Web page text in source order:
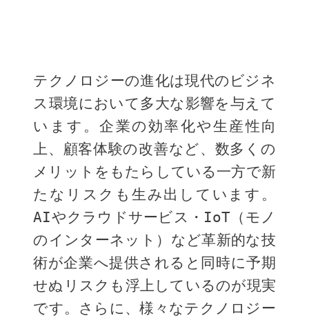
テクノロジーの進化は現代のビジネ
ス環境において多大な影響を与えて
います。企業の効率化や生産性向
上、顧客体験の改善など、数多くの
メリットをもたらしている一方で新
たなリスクも生み出しています。
AIやクラウドサービス・IoT（モノ
のインターネット）など革新的な技
術が企業へ提供されると同時に予期
せぬリスクも浮上しているのが現実
です。さらに、様々なテクノロジー